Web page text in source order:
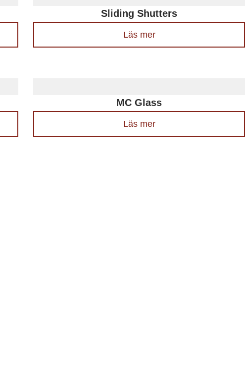
Sliding Shutters
Läs mer
MC Glass
Läs mer